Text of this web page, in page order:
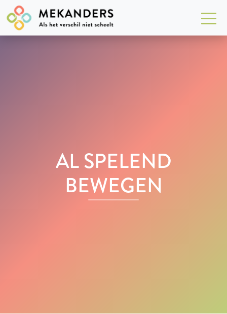
AL SPELEND
BEWEGEN